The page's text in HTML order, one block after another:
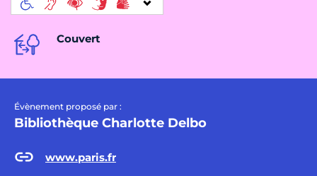
Couvert
Évènement proposé par :
Bibliothèque Charlotte Delbo
www.paris.fr